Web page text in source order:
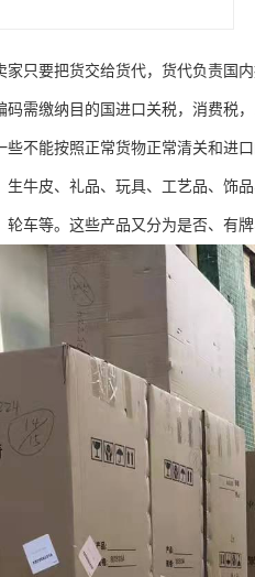
家只要把货交给货代，货代负责国
需缴纳目的国进口关税，消费税，
些不能按照正常货物正常清关和进
牛皮、礼品、玩具、工艺品、饰
车等。这些产品又分为是否、有